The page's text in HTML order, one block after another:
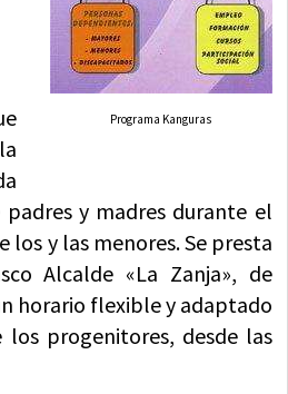
Programa Kanguras
y madres durante el
los y las menores. Se presta
Alcalde «La Zanja», de
horario flexible y adaptado
los progenitores, desde las